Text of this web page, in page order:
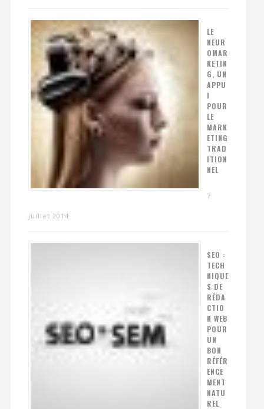
LE
NEUR
OMAR
KETIN
G, UN
APPU
I
POUR
LE
MARK
ETING
TRAD
ITION
NEL
7
juillet 2014
SEO :
TECH
NIQUE
S DE
RÉDA
CTIO
N WEB
POUR
UN
BON
RÉFÉR
ENCE
MENT
NATU
REL